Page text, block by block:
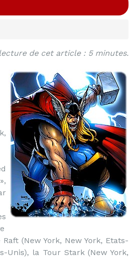
de cet article : 5 minutes.
(New York, New York, Etats-
Unis), la Tour Stark (New York,